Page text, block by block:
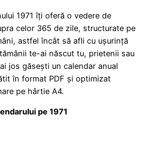
1971 îți oferă o vedere de
celor 365 de zile, structurate pe
astfel încât să afli cu ușurință
te-ai născut tu, prietenii sau
jos găsești un calendar anual
în format PDF și optimizat
pe hârtie A4.
pe 1971